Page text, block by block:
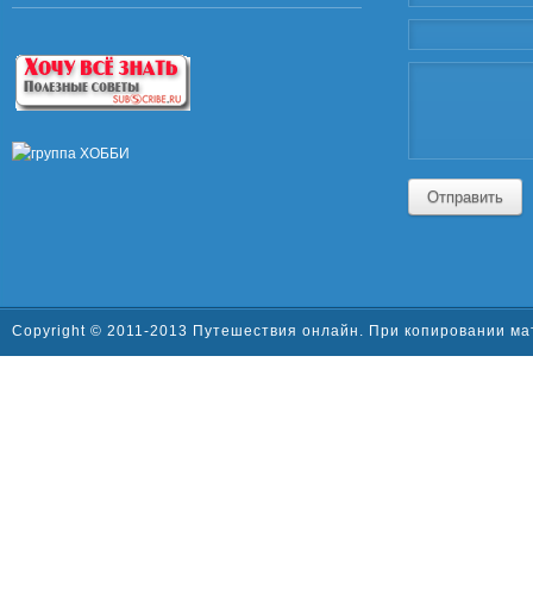
Отправить
Copyright © 2011-2013 Путешествия онлайн. При копировании